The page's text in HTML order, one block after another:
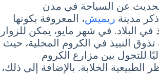
الحديث عن السياحة في مدن
مدينة ريميش، المعروفة بكونها
في البلاد. في شهر مايو، يمكن للزوار
تذوق النبيذ في الكروم المحلية، حيث
للتجول بين مزارع الكروم
الطبيعية الخلابة. بالإضافة إلى ذلك،